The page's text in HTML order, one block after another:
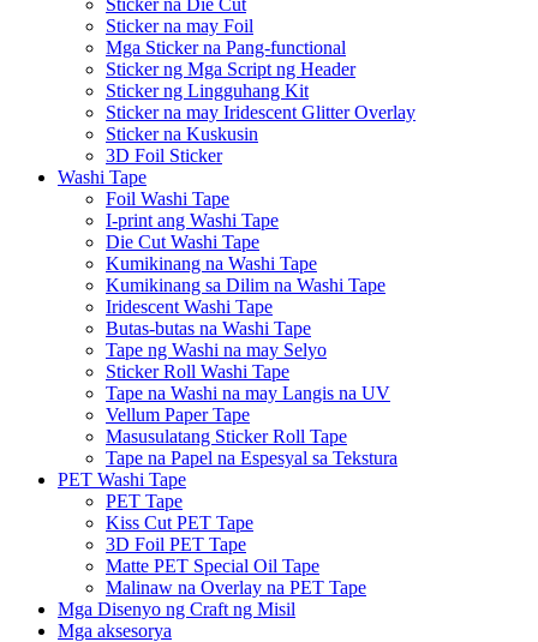
Sticker na may Foil
Mga Sticker na Pang-functional
Sticker ng Mga Script ng Header
Sticker ng Lingguhang Kit
Sticker na may Iridescent Glitter Overlay
Sticker na Kuskusin
3D Foil Sticker
Washi Tape
Foil Washi Tape
I-print ang Washi Tape
Die Cut Washi Tape
Kumikinang na Washi Tape
Kumikinang sa Dilim na Washi Tape
Iridescent Washi Tape
Butas-butas na Washi Tape
Tape ng Washi na may Selyo
Sticker Roll Washi Tape
Tape na Washi na may Langis na UV
Vellum Paper Tape
Masusulatang Sticker Roll Tape
Tape na Papel na Espesyal sa Tekstura
PET Washi Tape
PET Tape
Kiss Cut PET Tape
3D Foil PET Tape
Matte PET Special Oil Tape
Malinaw na Overlay na PET Tape
Mga Disenyo ng Craft ng Misil
Mga aksesorya